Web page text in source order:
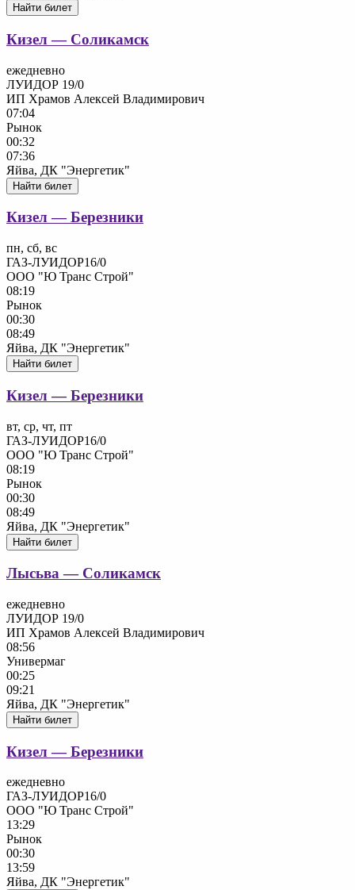
Найти билет
Кизел — Соликамск
ежедневно
ЛУИДОР 19/0
ИП Храмов Алексей Владимирович
07:04
Рынок
00:32
07:36
Яйва, ДК "Энергетик"
Найти билет
Кизел — Березники
пн, сб, вс
ГАЗ-ЛУИДОР16/0
ООО "Ю Транс Строй"
08:19
Рынок
00:30
08:49
Яйва, ДК "Энергетик"
Найти билет
Кизел — Березники
вт, ср, чт, пт
ГАЗ-ЛУИДОР16/0
ООО "Ю Транс Строй"
08:19
Рынок
00:30
08:49
Яйва, ДК "Энергетик"
Найти билет
Лысьва — Соликамск
ежедневно
ЛУИДОР 19/0
ИП Храмов Алексей Владимирович
08:56
Универмаг
00:25
09:21
Яйва, ДК "Энергетик"
Найти билет
Кизел — Березники
ежедневно
ГАЗ-ЛУИДОР16/0
ООО "Ю Транс Строй"
13:29
Рынок
00:30
13:59
Яйва, ДК "Энергетик"